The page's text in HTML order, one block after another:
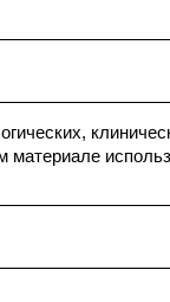
материале